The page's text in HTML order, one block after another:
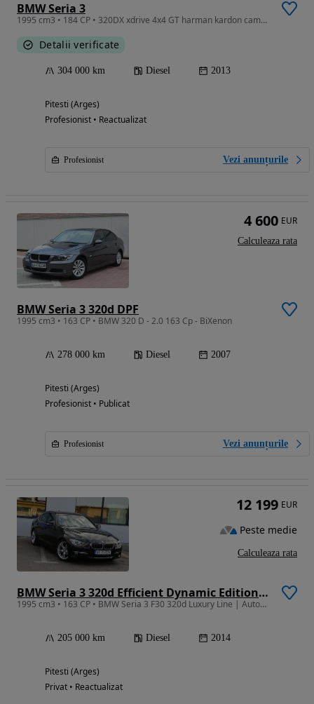
BMW Seria 3
1995 cm3 • 184 CP • 320DX xdrive 4x4 GT harman kardon camere 360 avariat ușor dreapta
Detalii verificate
304 000 km Diesel 2013
Pitesti (Arges)
Profesionist • Reactualizat
Profesionist Vezi anunțurile
BMW Seria 3 320d DPF
1995 cm3 • 163 CP • BMW 320 D - 2.0 163 Cp - BiXenon
278 000 km Diesel 2007
Pitesti (Arges)
Profesionist • Publicat
Profesionist Vezi anunțurile
4 600 EUR
Calculeaza rata
BMW Seria 3 320d Efficient Dynamic Edition Aut. Luxury Line
1995 cm3 • 163 CP • BMW Seria 3 F30 320d Luxury Line | Automat | BMW Individual | 2014
205 000 km Diesel 2014
Pitesti (Arges)
Privat • Reactualizat
12 199 EUR
Peste medie
Calculeaza rata